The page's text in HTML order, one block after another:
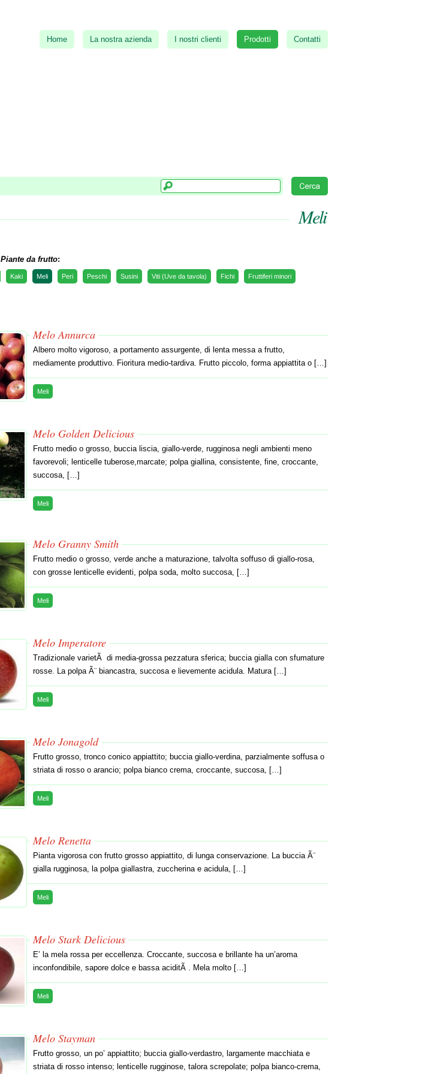
Home La nostra azienda I nostri clienti Prodotti Contatti
Meli
Piante da frutto:
Kaki Meli Peri Peschi Susini Viti (Uve da tavola) Fichi Fruttiferi minori
Melo Annurca
Albero molto vigoroso, a portamento assurgente, di lenta messa a frutto,
mediamente produttivo. Fioritura medio-tardiva. Frutto piccolo, forma appiattita o […]
Meli
Melo Golden Delicious
Frutto medio o grosso, buccia liscia, giallo-verde, rugginosa negli ambienti meno
favorevoli; lenticelle tuberose,marcate; polpa giallina, consistente, fine, croccante,
succosa, […]
Meli
Melo Granny Smith
Frutto medio o grosso, verde anche a maturazione, talvolta soffuso di giallo-rosa,
con grosse lenticelle evidenti, polpa soda, molto succosa, […]
Meli
Melo Imperatore
Tradizionale varietÃ di media-grossa pezzatura sferica; buccia gialla con sfumature
rosse. La polpa Ã¨ biancastra, succosa e lievemente acidula. Matura […]
Meli
Melo Jonagold
Frutto grosso, tronco conico appiattito; buccia giallo-verdina, parzialmente soffusa o
striata di rosso o arancio; polpa bianco crema, croccante, succosa, […]
Meli
Melo Renetta
Pianta vigorosa con frutto grosso appiattito, di lunga conservazione. La buccia Ã¨
gialla rugginosa, la polpa giallastra, zuccherina e acidula, […]
Meli
Melo Stark Delicious
E’ la mela rossa per eccellenza. Croccante, succosa e brillante ha un’aroma
inconfondibile, sapore dolce e bassa aciditÃ . Mela molto […]
Meli
Melo Stayman
Frutto grosso, un po’ appiattito; buccia giallo-verdastro, largamente macchiata e
striata di rosso intenso; lenticelle rugginose, talora screpolate; polpa bianco-crema,